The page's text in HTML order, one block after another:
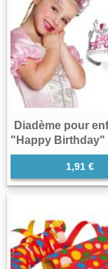
Diadème pour
"Happy Birthday"
1,91 €